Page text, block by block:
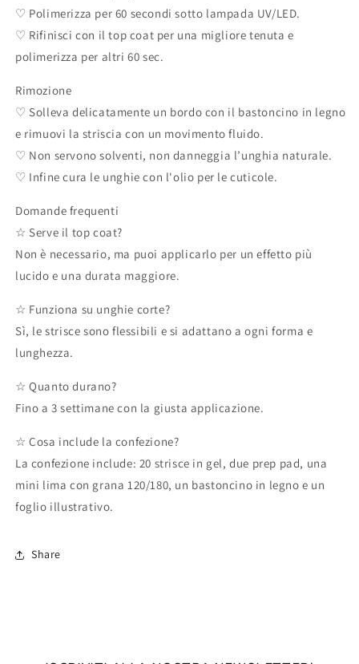
♡ Polimerizza per 60 secondi sotto lampada UV/LED.
♡ Rifinisci con il top coat per una migliore tenuta e
polimerizza per altri 60 sec.
Rimozione
♡ Solleva delicatamente un bordo con il bastoncino in legno
e rimuovi la striscia con un movimento fluido.
♡ Non servono solventi, non danneggia l’unghia naturale.
♡ Infine cura le unghie con l'olio per le cuticole.
Domande frequenti
☆ Serve il top coat?
Non è necessario, ma puoi applicarlo per un effetto più
lucido e una durata maggiore.
☆ Funziona su unghie corte?
Sì, le strisce sono flessibili e si adattano a ogni forma e
lunghezza.
☆ Quanto durano?
Fino a 3 settimane con la giusta applicazione.
☆ Cosa include la confezione?
La confezione include: 20 strisce in gel, due prep pad, una
mini lima con grana 120/180, un bastoncino in legno e un
foglio illustrativo.
Share